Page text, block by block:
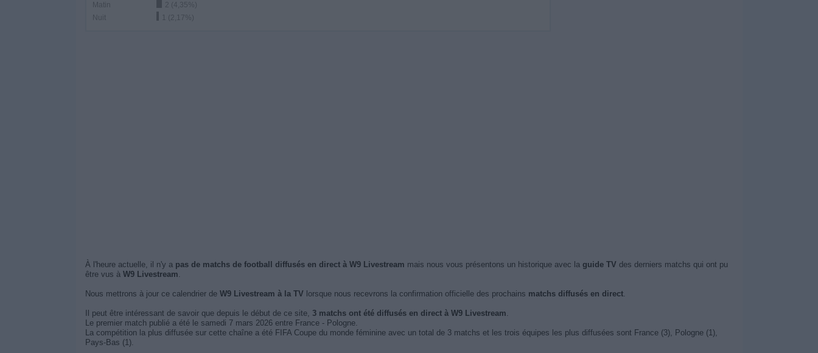
Matin
2 (4,35%)
Nuit
1 (2,17%)
À l'heure actuelle, il n'y a pas de matchs de football diffusés en direct à W9 Livestream mais nous vous présentons un historique avec la guide TV des derniers matchs qui ont pu
être vus à W9 Livestream.
Nous mettrons à jour ce calendrier de W9 Livestream à la TV lorsque nous recevrons la confirmation officielle des prochains matchs diffusés en direct.
Il peut être intéressant de savoir que depuis le début de ce site, 3 matchs ont été diffusés en direct à W9 Livestream.
Le premier match publié a été le samedi 7 mars 2026 entre France - Pologne.
La compétition la plus diffusée sur cette chaîne a été FIFA Coupe du monde féminine avec un total de 3 matchs et les trois équipes les plus diffusées sont France (3), Pologne (1),
Pays-Bas (1).